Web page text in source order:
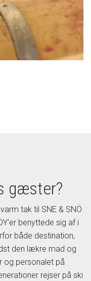
gæster?
tak til SNE & SNÖ
benyttede sig af i
både destination,
den lækre mad og
og personalet på
rejser på ski